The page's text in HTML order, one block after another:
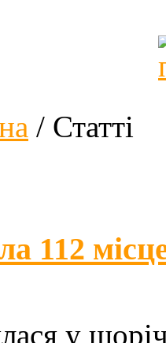
/ Статті
112
у